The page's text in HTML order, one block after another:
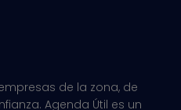
de la zona, de
Agenda Útil es un